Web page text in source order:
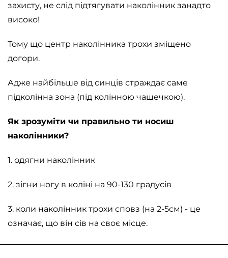
захисту, не слід підтягувати наколінник занадто
високо! ⠀
Тому що центр наколінника трохи зміщено
догори. ⠀
Адже найбільше від синців страждає саме
підколінна зона (під колінною чашечкою).
Як зрозуміти чи правильно ти носиш
наколінники?
1. одягни наколінник
2. зігни ногу в коліні на 90-130 градусів
3. коли наколінник трохи сповз (на 2-5см) - це
означає, що він сів на своє місце.